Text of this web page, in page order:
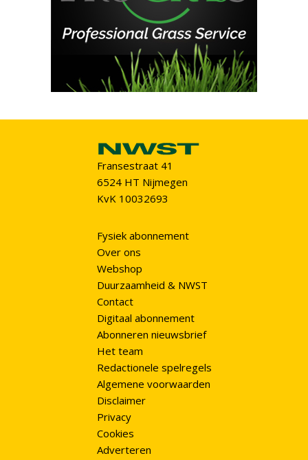
Fransestraat 41
6524 HT Nijmegen
KvK 10032693
Fysiek abonnement
Over ons
Webshop
Duurzaamheid & NWST
Contact
Digitaal abonnement
Abonneren nieuwsbrief
Het team
Redactionele spelregels
Algemene voorwaarden
Disclaimer
Privacy
Cookies
Adverteren